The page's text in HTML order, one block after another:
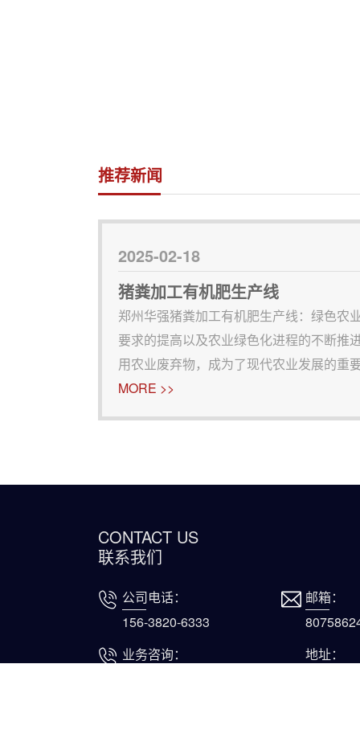
推荐新闻
2025-02-18
猪粪加工有机肥生产线
郑州华强猪粪加工有机肥生产线：绿色农
要求的提高以及农业绿色化进程的不断推
用农业废弃物，成为了现代农业发展的重
见的有机废弃物，如何将其转化为有机肥
问题，还能有效促进土壤健康，提升作物
MORE >>
CONTACT US
联系我们
公司电话：
156-3820-6333
邮箱：
业务咨询：
地址：